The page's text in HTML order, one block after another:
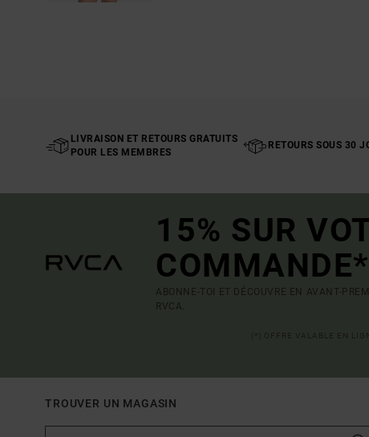
LIVRAISON ET RETOURS GRATUITS
POUR LES MEMBRES
RETOURS SOUS 30
15% SUR
COMMANDE*
ABONNE-TOI ET DÉCOUVRE EN AVANT-
RVCA.
TROUVER UN MAGASIN